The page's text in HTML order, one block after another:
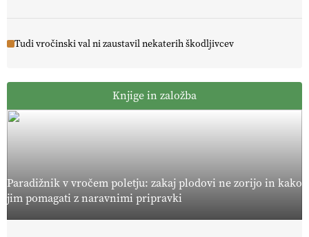
Tudi vročinski val ni zaustavil nekaterih škodljivcev
Knjige in založba
Paradižnik v vročem poletju: zakaj plodovi ne zorijo in kako
jim pomagati z naravnimi pripravki